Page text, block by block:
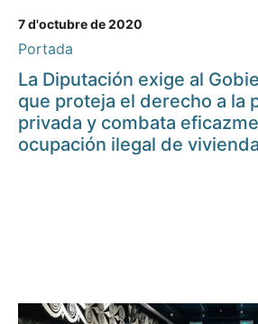
7 d'octubre de 2020
Portada
La Diputación exige al
que proteja el derecho a la
privada y combata
ocupación ilegal de